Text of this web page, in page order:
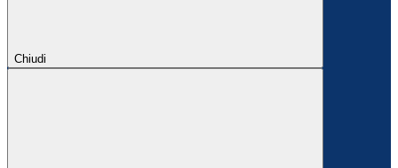
Chiudi